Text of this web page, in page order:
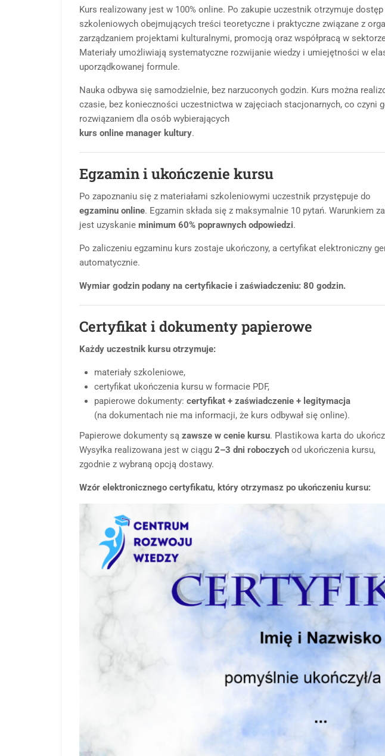
Kurs realizowany jest w 100% online. Po zakupie uczestnik otrzymuje
szkoleniowych obejmujących treści teoretyczne i praktyczne związane z
zarządzaniem projektami kulturalnymi, promocją oraz współpracą w
Materiały umożliwiają systematyczne rozwijanie wiedzy i umiejętności w
uporządkowanej formule.
Nauka odbywa się samodzielnie, bez narzuconych godzin. Kurs można
czasie, bez konieczności uczestnictwa w zajęciach stacjonarnych, co czyni
rozwiązaniem dla osób wybierających
kurs online manager kultury.
Egzamin i ukończenie kursu
Po zapoznaniu się z materiałami szkoleniowymi uczestnik przystępuje do
egzaminu online. Egzamin składa się z maksymalnie 10 pytań. Warunkiem
jest uzyskanie minimum 60% poprawnych odpowiedzi.
Po zaliczeniu egzaminu kurs zostaje ukończony, a certyfikat elektroniczny
automatycznie.
Wymiar godzin podany na certyfikacie i zaświadczeniu: 80 godzin.
Certyfikat i dokumenty papierowe
Każdy uczestnik kursu otrzymuje:
materiały szkoleniowe,
certyfikat ukończenia kursu w formacie PDF,
papierowe dokumenty: certyfikat + zaświadczenie + legitymacja
(na dokumentach nie ma informacji, że kurs odbywał się online).
Papierowe dokumenty są zawsze w cenie kursu. Plastikowa karta do
Wysyłka realizowana jest w ciągu 2–3 dni roboczych od ukończenia kursu,
zgodnie z wybraną opcją dostawy.
Wzór elektronicznego certyfikatu, który otrzymasz po ukończeniu kursu: